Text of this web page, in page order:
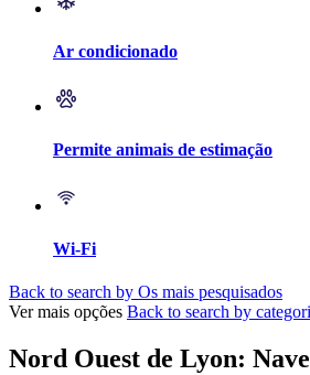
Ar condicionado
Permite animais de estimação
Wi-Fi
Back to search by Os mais pesquisados
Ver mais opções Back to search by
Nord Ouest de Lyon: